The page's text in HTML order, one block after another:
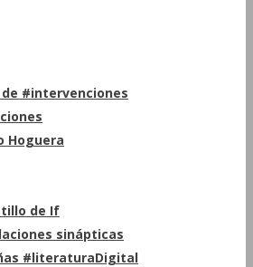
#intervenciones
Hoguera
de If
sinápticas
#literaturaDigital